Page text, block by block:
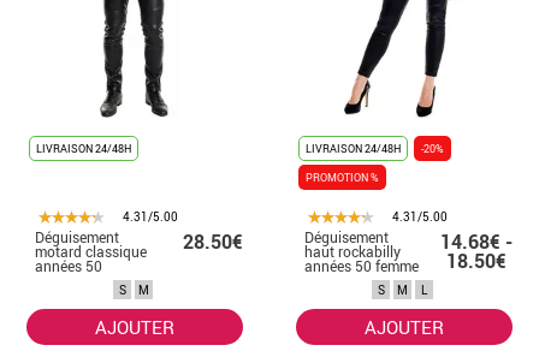
LIVRAISON 24/48H
4.31/5.00
Déguisement
motard classique
années 50
28.50€
S M
AJOUTER
LIVRAISON 24/48H
-20%
PROMOTION %
4.31/5.00
Déguisement
haut rockabilly
années 50 femme
14.68€ -
18.50€
S M L
AJOUTER